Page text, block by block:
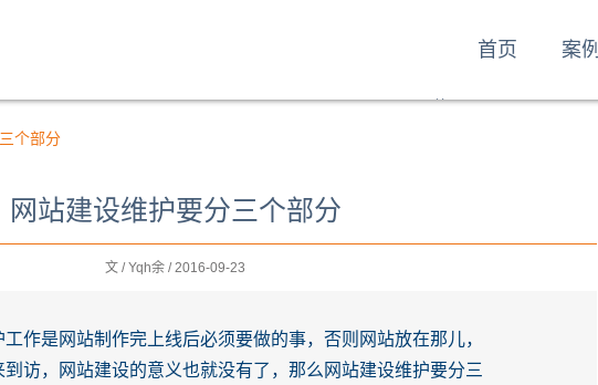
首页 案例
首页
个部分
网站建设维护要分三个部分
文 / Yqh余 / 2016-09-23
作是网站制作完上线后必须要做的事，否则网站放在那儿，
访，网站建设的意义也就没有了，那么网站建设维护要分三